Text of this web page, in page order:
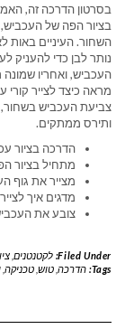
בסרטון הדרכה זה,
בציור הפה של
השחור. העיניים באות
נותר לבן כדי להעניק
העכביש, ואחריו שמונה
מראה כיצד לצייר קורי
צביעת העכביש בשחור,
ותירס ממתקים.
הדרכה בציור
מתחיל בציור
מצייר את גוף
מדגים איך
צובע את
Filed Under: לקטנטנים,
Tags: הדרכה, טוש טכניקה,